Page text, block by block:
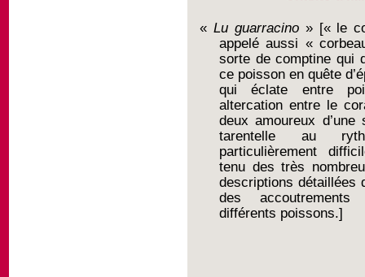
« Lu guarracino» [« le
appelé aussi «
sorte de comptine qui
ce poisson en quête
qui éclate entre
altercation entre le
deux amoureux d’une
tarentelle au
particulièrement
tenu des très
descriptions détaillées
des
différents poissons.]